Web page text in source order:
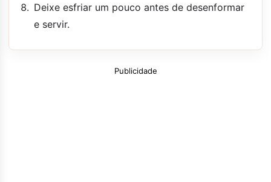
Deixe esfriar um pouco antes de desenformar
e servir.
Publicidade